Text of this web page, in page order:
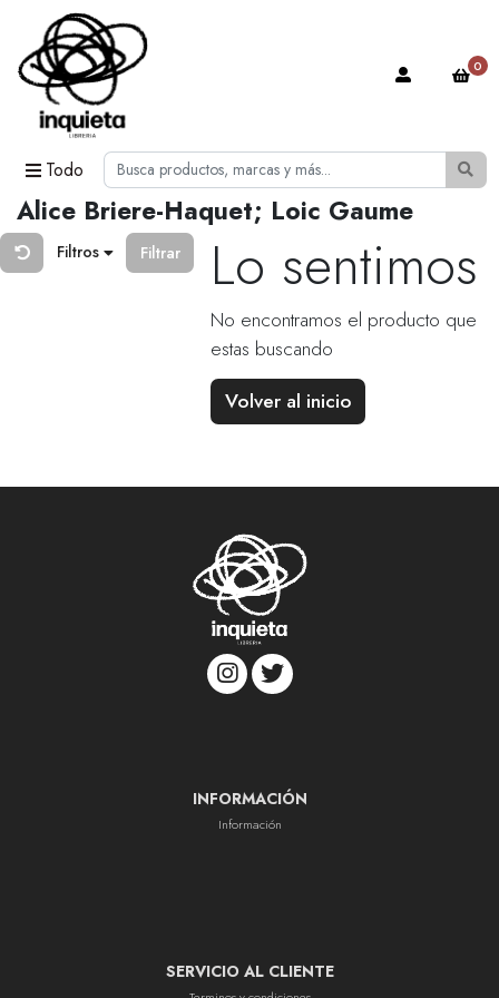
Todo
0
Alice Briere-Haquet; Loic Gaume
Filtros Filtrar Lo sentimos
No encontramos el producto que
estas buscando
Volver al inicio
INFORMACIÓN
Información
SERVICIO AL CLIENTE